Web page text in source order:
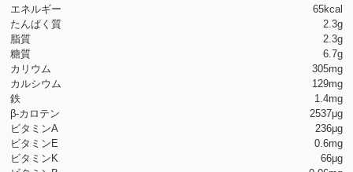
エネルギー
65kcal
たんぱく質
2.3g
脂質
2.3g
糖質
6.7g
カリウム
305mg
カルシウム
129mg
鉄
1.4mg
β-カロテン
2537μg
ビタミンA
236μg
ビタミンE
0.6mg
ビタミンK
66μg